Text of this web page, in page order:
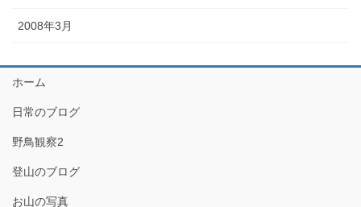
2008年3月
ホーム
日常のブログ
野鳥観察2
登山のブログ
お山の写真